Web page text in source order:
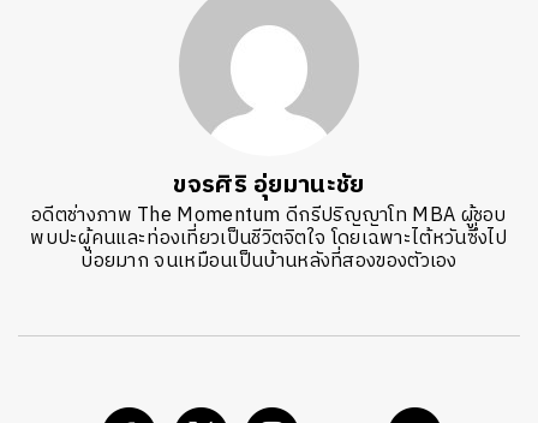
ขจรศิริ อุ่ยมานะชัย
อดีตช่างภาพ The Momentum ดีกรีปริญญาโท MBA ผู้ชอบ
พบปะผู้คนและท่องเที่ยวเป็นชีวิตจิตใจ โดยเฉพาะไต้หวันซึ่งไป
บ่อยมาก จนเหมือนเป็นบ้านหลังที่สองของตัวเอง